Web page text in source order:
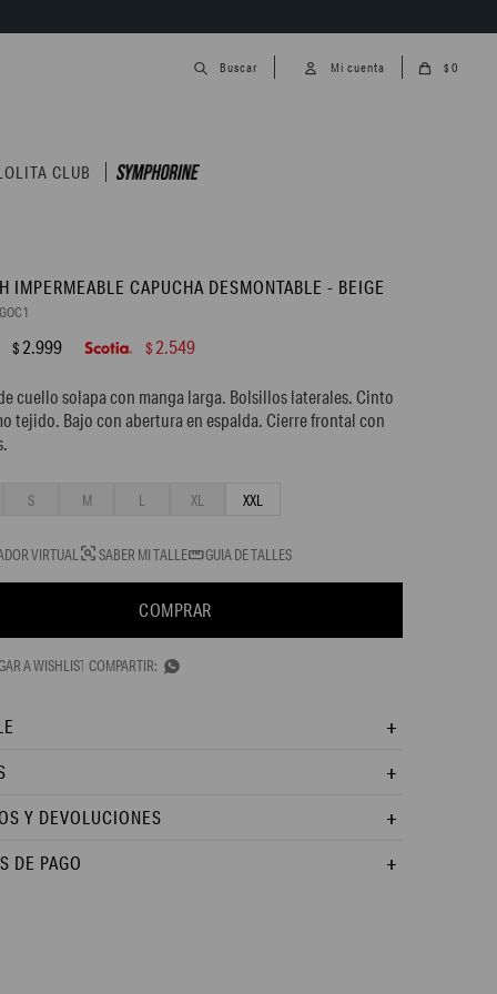
CLUB
$ 0
IMPERMEABLE CAPUCHA DESMONTABLE - BEIGE
$ 2.999 $ 2.549
cuello solapa con manga larga. Bolsillos laterales. Cinto
tejido. Bajo con abertura en espalda. Cierre frontal con
S M L XL XXL
VIRTUAL SABER MI TALLE GUIA DE TALLES
COMPRAR

Y DEVOLUCIONES
DE PAGO